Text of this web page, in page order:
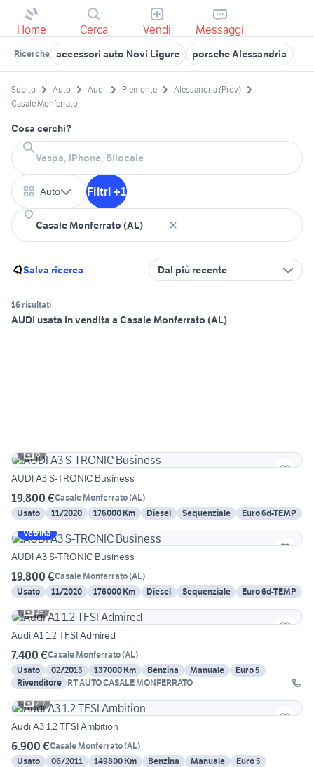
Home Cerca Vendi Messaggi
Ricerche accessori auto Novi Ligure porsche Alessandria
Subito Auto Audi Piemonte
Alessandria (Prov)
Casale Monferrato
Cosa cerchi?
Auto Filtri +1
Salva ricerca Dal più recente
16 risultati
AUDI usata in vendita a Casale Monferrato (AL)
6
AUDI A3 S-TRONIC Business
19.800 €Casale Monferrato(AL)
Usato
11/2020 176000 Km Diesel Sequenziale
Euro 6d-TEMP
Vetrina
AUDI A3 S-TRONIC Business
19.800 €Casale Monferrato(AL)
Usato
11/2020 176000 Km Diesel Sequenziale
Euro 6d-TEMP
19
Audi A1 1.2 TFSI Admired
7.400 €Casale Monferrato(AL)
Usato
02/2013 137000 Km Benzina Manuale
Euro 5
Rivenditore RT AUTO CASALE MONFERRATO
20
Audi A3 1.2 TFSI Ambition
6.900 €Casale Monferrato(AL)
Usato
06/2011 149800 Km Benzina Manuale
Euro 5